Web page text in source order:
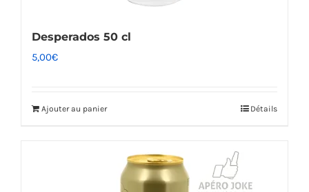
Desperados 50 cl
5,00€
Ajouter au panier Détails